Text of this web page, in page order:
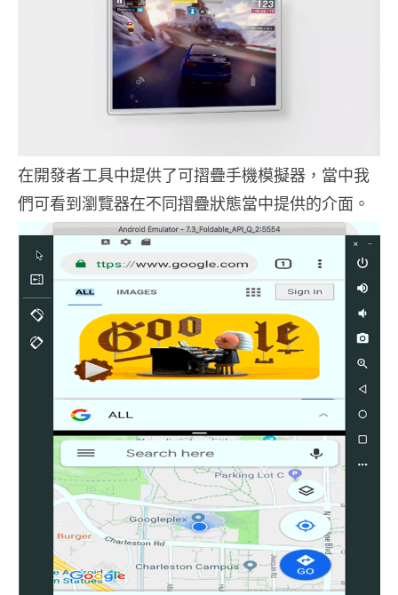
在開發者工具中提供了可摺疊手機模擬器，當中我
們可看到瀏覽器在不同摺疊狀態當中提供的介面。